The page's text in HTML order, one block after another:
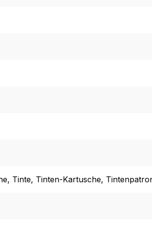
, Tinte, Tinten-Kartusche,